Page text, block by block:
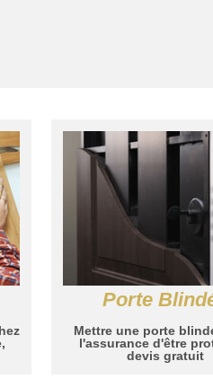
Porte
Mettre une porte
l'assurance d'être
devis gratuit